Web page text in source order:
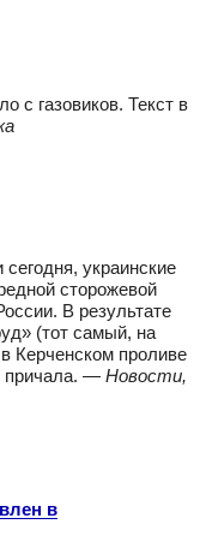
с газовиков. Текст в
украинские
сторожевой
В результате
(тот самый, на
Керченском проливе
причала. — Новости,
в